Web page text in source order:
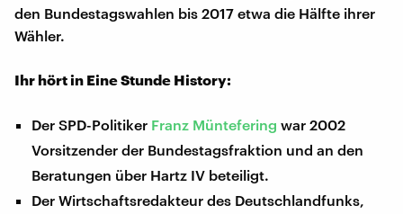
den Bundestagswahlen bis 2017 etwa die Hälfte ihrer
Wähler.
Ihr hört in Eine Stunde History:
Der SPD-Politiker Franz Müntefering war 2002
Vorsitzender der Bundestagsfraktion und an den
Beratungen über Hartz IV beteiligt.
Der Wirtschaftsredakteur des Deutschlandfunks,